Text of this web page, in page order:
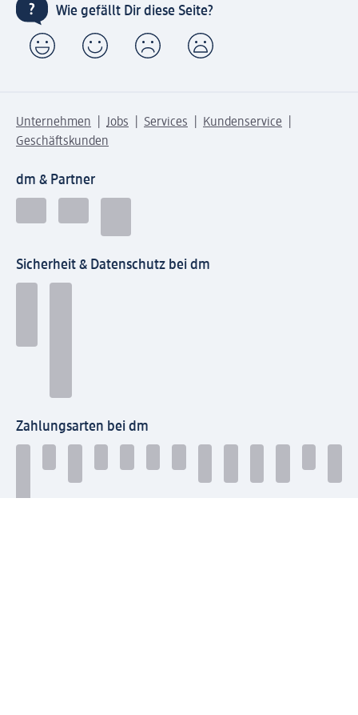
Wie gefällt Dir diese Seite?
Unternehmen Jobs Services
Kundenservice
Geschäftskunden
dm & Partner
Sicherheit & Datenschutz bei dm
Zahlungsarten bei dm